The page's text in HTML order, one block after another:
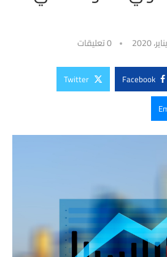
0 تعليقات
Facebook
Twitter